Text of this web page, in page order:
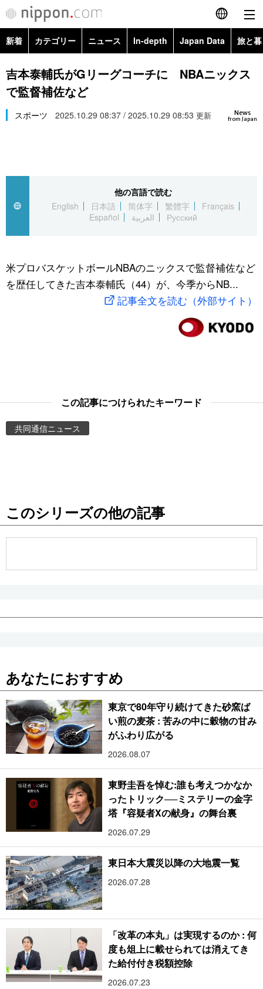
English
简体字
Русский
カテゴリー
経済・ビジネス
国際
文化
トップ
アーカイブ
In-depth
Japan Data
動画/Live
お知らせ
新着 カテゴリー ニュース In-depth Japan Data 旅と
政治・外交
経済・ビジネス
スポーツ・東京2020
Topics
吉本泰輔氏がGリーグコーチに NBAニックス
で監督補佐など
News
from Japan
スポーツ 2025.10.29 08:37 / 2025.10.29 08:53 更新
他の言語で読む
English
日本語 简体字 繁體字
Français
Español
العربية Русский
米プロバスケットボールNBAのニックスで監督補佐など
を歴任してきた吉本泰輔氏（44）が、今季からNB...
記事全文を読む（外部サイト）
この記事につけられたキーワード
共同通信ニュース
このシリーズの他の記事
あなたにおすすめ
東京で80年守り続けてきた砂窯ば
い煎の麦茶 : 苦みの中に穀物の甘み
がふわり広がる
2026.08.07
東野圭吾を悼む:誰も考えつかなか
ったトリック──ミステリーの金字
塔『容疑者Xの献身』の舞台裏
2026.07.29
東日本大震災以降の大地震一覧
2026.07.28
「改革の本丸」は実現するのか : 何
度も俎上に載せられては消えてき
た給付付き税額控除
2026.07.23